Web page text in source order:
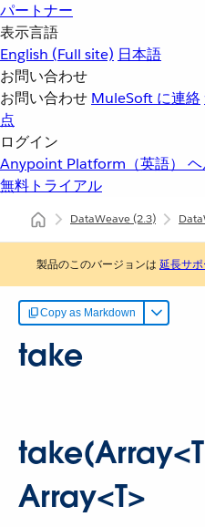
パートナー
表示言語
English (Full site) 日本語
お問い合わせ
お問い合わせ MuleSoft に連絡
点
ログイン
Anypoint Platform（英語） ヘ
無料トライアル
DataWeave(2.3)
製品のこのバージョンは 延長サポ
Copy as Markdown
take
Array<T>